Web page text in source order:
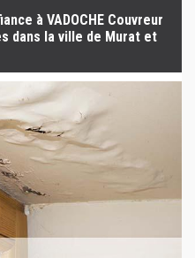
à VADOCHE Couvreur
dans la ville de Murat et